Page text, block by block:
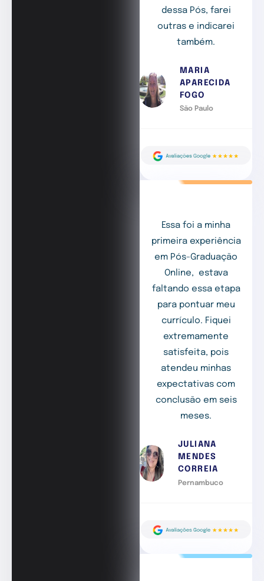
dessa Pós, farei
outras e indicarei
também.
MARIA
APARECIDA
FOGO
São Paulo
Essa foi a minha
primeira experiência
em Pós-Graduação
Online, estava
faltando essa etapa
para pontuar meu
currículo. Fiquei
extremamente
satisfeita, pois
atendeu minhas
expectativas com
conclusão em seis
meses.
JULIANA
MENDES
CORREIA
Pernambuco